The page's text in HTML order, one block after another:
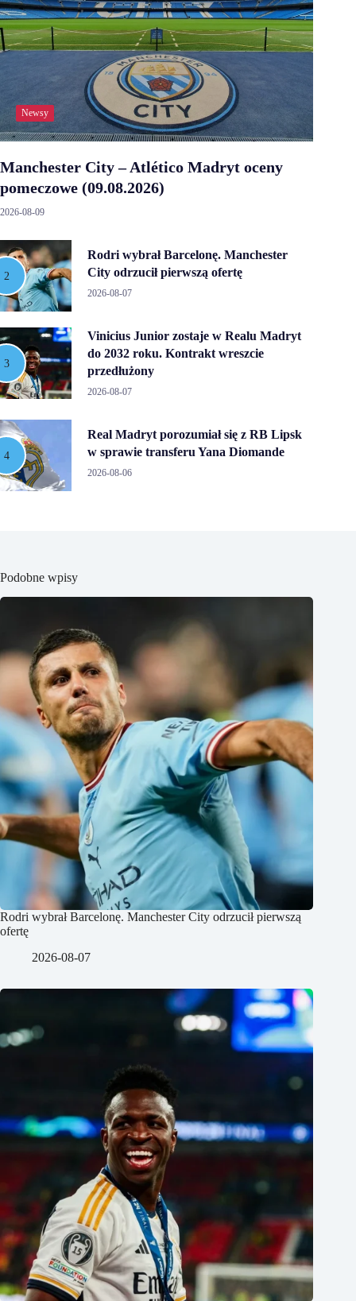
Newsy
Manchester City – Atlético Madryt oceny
pomeczowe (09.08.2026)
2026-08-09
Rodri wybrał Barcelonę. Manchester
City odrzucił pierwszą ofertę
2026-08-07
Vinicius Junior zostaje w Realu Madryt
do 2032 roku. Kontrakt wreszcie
przedłużony
2026-08-07
Real Madryt porozumiał się z RB Lipsk
w sprawie transferu Yana Diomande
2026-08-06
Podobne wpisy
Rodri wybrał Barcelonę. Manchester City odrzucił pierwszą
ofertę
2026-08-07